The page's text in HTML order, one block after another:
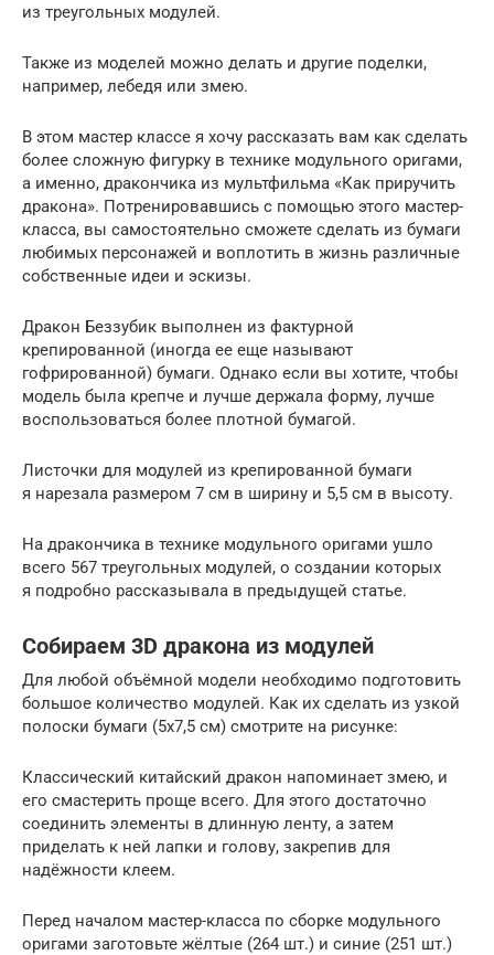
из треугольных модулей.
Также из моделей можно делать и другие поделки,
например, лебедя или змею.
В этом мастер классе я хочу рассказать вам как сделать
более сложную фигурку в технике модульного оригами,
а именно, дракончика из мультфильма «Как приручить
дракона». Потренировавшись с помощью этого мастер-
класса, вы самостоятельно сможете сделать из бумаги
любимых персонажей и воплотить в жизнь различные
собственные идеи и эскизы.
Дракон Беззубик выполнен из фактурной
крепированной (иногда ее еще называют
гофрированной) бумаги. Однако если вы хотите, чтобы
модель была крепче и лучше держала форму, лучше
воспользоваться более плотной бумагой.
Листочки для модулей из крепированной бумаги
я нарезала размером 7 см в ширину и 5,5 см в высоту.
На дракончика в технике модульного оригами ушло
всего 567 треугольных модулей, о создании которых
я подробно рассказывала в предыдущей статье.
Собираем 3D дракона из модулей
Для любой объёмной модели необходимо подготовить
большое количество модулей. Как их сделать из узкой
полоски бумаги (5х7,5 см) смотрите на рисунке:
Классический китайский дракон напоминает змею, и
его смастерить проще всего. Для этого достаточно
соединить элементы в длинную ленту, а затем
приделать к ней лапки и голову, закрепив для
надёжности клеем.
Перед началом мастер-класса по сборке модульного
оригами заготовьте жёлтые (264 шт.) и синие (251 шт.)